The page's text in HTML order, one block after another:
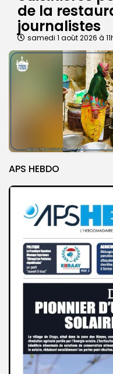
de la
journalistes
samedi 1 août 2026 à
APS HEBDO